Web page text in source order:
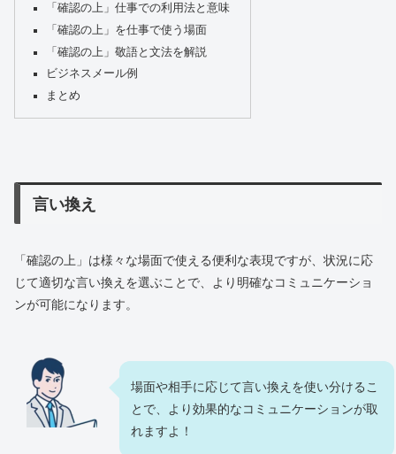
「確認の上」仕事での利用法と意味
「確認の上」を仕事で使う場面
「確認の上」敬語と文法を解説
ビジネスメール例
まとめ
言い換え
「確認の上」は様々な場面で使える便利な表現ですが、状況に応
じて適切な言い換えを選ぶことで、より明確なコミュニケーショ
ンが可能になります。
場面や相手に応じて言い換えを使い分けるこ
とで、より効果的なコミュニケーションが取
れますよ！